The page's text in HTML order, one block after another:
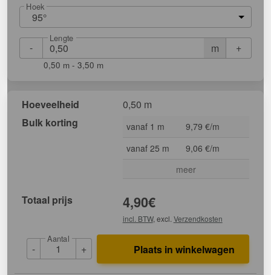
Hoek
95°
- m
Lengte
+
0,50 m - 3,50 m
Hoeveelheid
0,50 m
Bulk korting
vanaf 1 m
9,79 €/m
vanaf 25 m
9,06 €/m
meer
Totaal prijs 4,90€
incl. BTW, excl. Verzendkosten
-
Aantal
+ Plaats in winkelwagen